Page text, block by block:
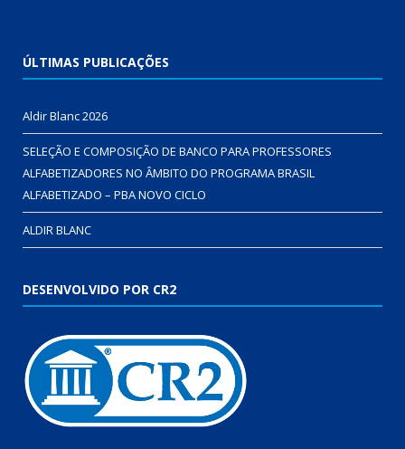
ÚLTIMAS PUBLICAÇÕES
Aldir Blanc 2026
SELEÇÃO E COMPOSIÇÃO DE BANCO PARA PROFESSORES
ALFABETIZADORES NO ÂMBITO DO PROGRAMA BRASIL
ALFABETIZADO – PBA NOVO CICLO
ALDIR BLANC
DESENVOLVIDO POR CR2